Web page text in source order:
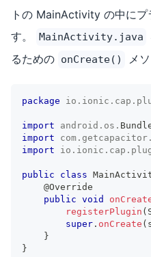
トの MainActivity の中にプ
す。
MainActivity.java
るための onCreate() メ
package io . ionic . cap .
import android . os .
import
com . getcapacitor .
import
io . ionic . cap .
public class
@Override
public void
registerPlugin (
super . onCreate (
}
}